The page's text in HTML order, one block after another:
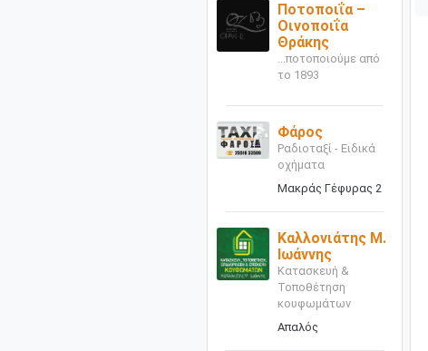
Ποτοποιΐα –
Οινοποιΐα
Θράκης
...ποτοποιούμε από
το 1893
Φάρος
Ραδιοταξί - Ειδικά
οχήματα
Μακράς Γέφυρας 2
Καλλονιάτης Μ.
Ιωάννης
Κατασκευή &
Τοποθέτηση
κουφωμάτων
Απαλός